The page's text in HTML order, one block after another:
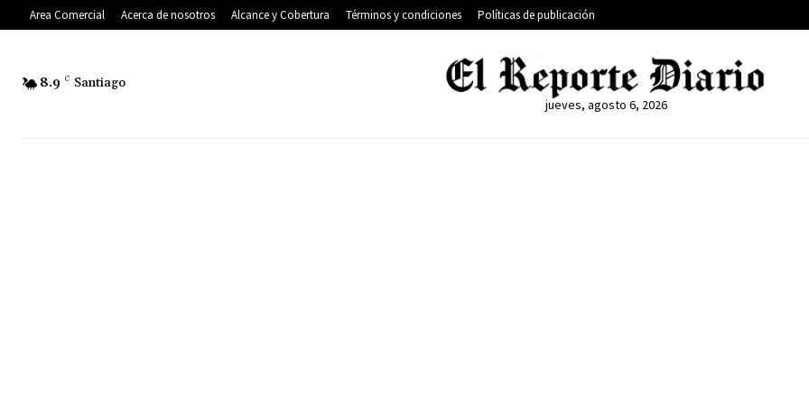
Area Comercial Acerca de nosotros Alcance y Cobertura Términos y condiciones Políticas de publicación
8.9 C Santiago
jueves, agosto 6, 2026